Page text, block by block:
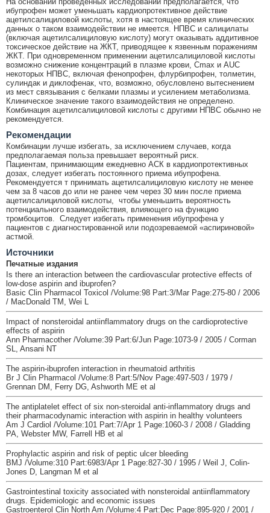
ибупрофен может уменьшать кардиопротективное действие
ацетилсалициловой кислоты, хотя в настоящее время клинических
данных о таком взаимодействии не имеется. НПВС и салицилаты
(включая ацетилсалициловую кислоту) могут оказывать аддитивное
токсическое действие на ЖКТ, приводящее к язвенным поражениям
ЖКТ. При одновременном применении ацетилсалициловой кислоты
возможно снижение концентраций в плазме крови, Cmax и AUC
некоторых НПВС, включая фенопрофен, флурбипрофен, толметин,
сулиндак и диклофенак, что, возможно, обусловлено вытеснением
из мест связывания с белками плазмы и усилением метаболизма.
Клиническое значение такого взаимодействия не определено.
Комбинация ацетилсалициловой кислоты с другими НПВС обычно не
рекомендуется.
Рекомендации
Комбинации лучше избегать, за исключением случаев, когда
предполагаемая польза превышает вероятный риск.
Пациентам, принимающим ежедневно АСК в кардиопротективных
дозах, следует избегать постоянного приема ибупрофена.
Рекомендуется т принимать ацетилсалициловую кислоту не менее
чем за 8 часов до или не ранее чем через 30 мин после приема
ацетилсалициловой кислоты, чтобы уменьшить вероятность
потенциального взаимодействия, влияющего на функцию
тромбоцитов. Следует избегать применения ибупрофена у
пациентов с диагностированной или подозреваемой «аспириновой»
астмой.
Источники
Печатные издания
Is there an interaction between the cardiovascular protective effects of
low-dose aspirin and ibuprofen?
Basic Clin Pharmacol Toxicol /Volume:98 Part:3/Mar Page:275-80 / 2006
/ MacDonald TM, Wei L
Impact of nonsteroidal antiinflammatory drugs on the cardioprotective
effects of aspirin
Ann Pharmacother /Volume:39 Part:6/Jun Page:1073-9 / 2005 / Corman
SL, Ansani NT
The aspirin-ibuprofen interaction in rheumatoid arthritis
Br J Clin Pharmacol /Volume:8 Part:5/Nov Page:497-503 / 1979 /
Grennan DM, Ferry DG, Ashworth ME et al
The antiplatelet effect of six non-steroidal anti-inflammatory drugs and
their pharmacodynamic interaction with aspirin in healthy volunteers
Am J Cardiol /Volume:101 Part:7/Apr 1 Page:1060-3 / 2008 / Gladding
PA, Webster MW, Farrell HB et al
Prophylactic aspirin and risk of peptic ulcer bleeding
BMJ /Volume:310 Part:6983/Apr 1 Page:827-30 / 1995 / Weil J, Colin-
Jones D, Langman M et al
Gastrointestinal toxicity associated with nonsteroidal antiinflammatory
drugs. Epidemiologic and economic issues
Gastroenterol Clin North Am /Volume:4 Part:Dec Page:895-920 / 2001 /